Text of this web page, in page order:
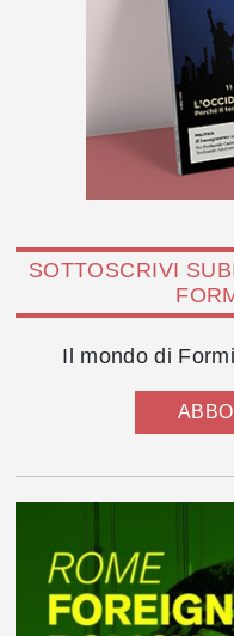
SOTTOSCRIVI
Il mondo di